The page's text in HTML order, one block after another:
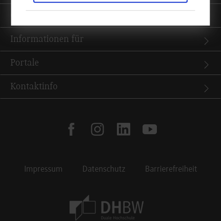
Informationen für
Portale
Kontaktinfo
facebookinstagramlinkedinyoutube
Impressum Datenschutz Barrierefreiheit